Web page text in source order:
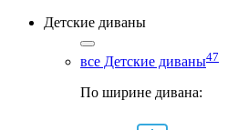
Детские диваны
все Детские диваны47
По ширине дивана: